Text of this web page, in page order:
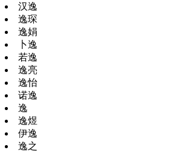
汉逸
逸琛
逸娟
卜逸
若逸
逸亮
逸怡
诺逸
逸
逸煜
伊逸
逸之